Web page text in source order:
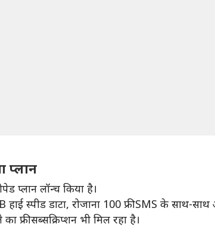
प्लान
प्लान लॉन्च किया है।
हाई स्पीड डाटा, रोजाना 100 फ्री SMS के साथ-
फ्री सब्सक्रिप्शन भी मिल रहा है।